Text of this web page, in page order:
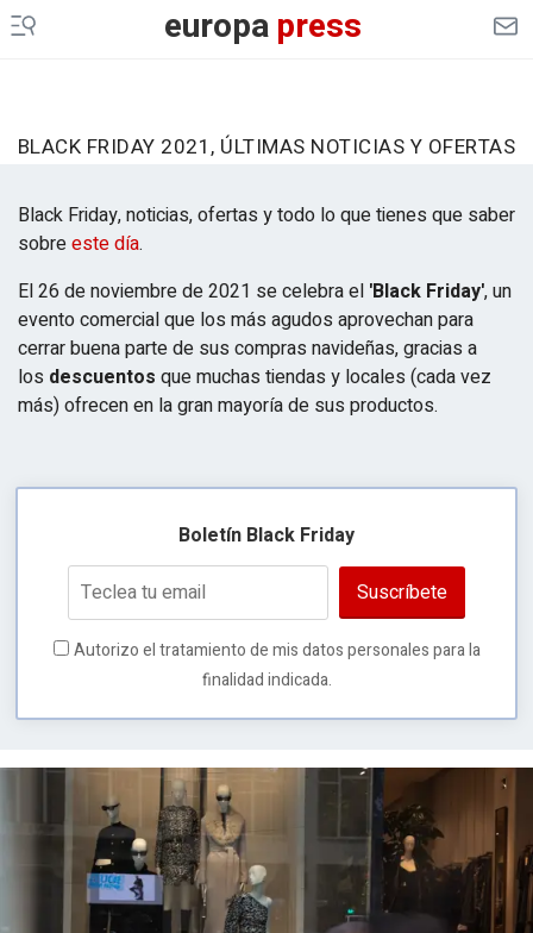
europapress
BLACK FRIDAY 2021, ÚLTIMAS NOTICIAS Y OFERTAS
Black Friday, noticias, ofertas y todo lo que tienes que saber
sobreeste día.
El 26 de noviembre de 2021 se celebra el 'Black Friday', un
evento comercial que los más agudos aprovechan para
cerrar buena parte de sus compras navideñas, gracias a
los descuentos que muchas tiendas y locales (cada vez
más) ofrecen en la gran mayoría de sus productos.
Boletín Black Friday
Suscríbete
Autorizo el tratamiento de mis datos personales para la
finalidad indicada.